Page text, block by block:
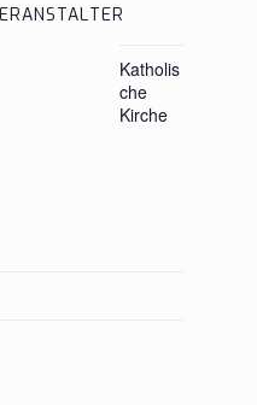
Katholis
che
Kirche